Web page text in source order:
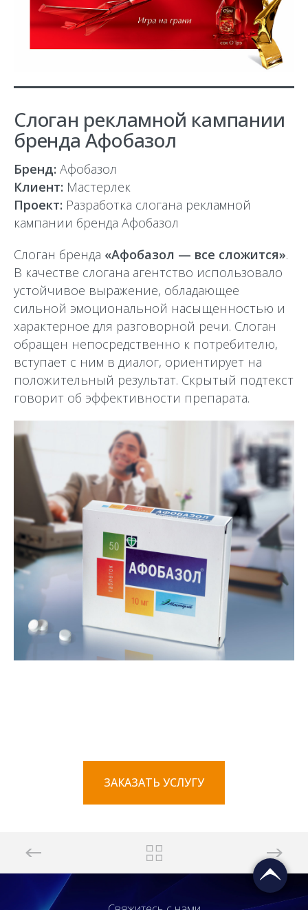
Слоган рекламной кампании
бренда Афобазол
Бренд: Афобазол
Клиент: Мастерлек
Проект: Разработка слогана рекламной
кампании бренда Афобазол
Слоган бренда «Афобазол — все сложится».
В качестве слогана агентство использовало
устойчивое выражение, обладающее
сильной эмоциональной насыщенностью и
характерное для разговорной речи. Слоган
обращен непосредственно к потребителю,
вступает с ним в диалог, ориентирует на
положительный результат. Скрытый подтекст
говорит об эффективности препарата.
ЗАКАЗАТЬ УСЛУГУ